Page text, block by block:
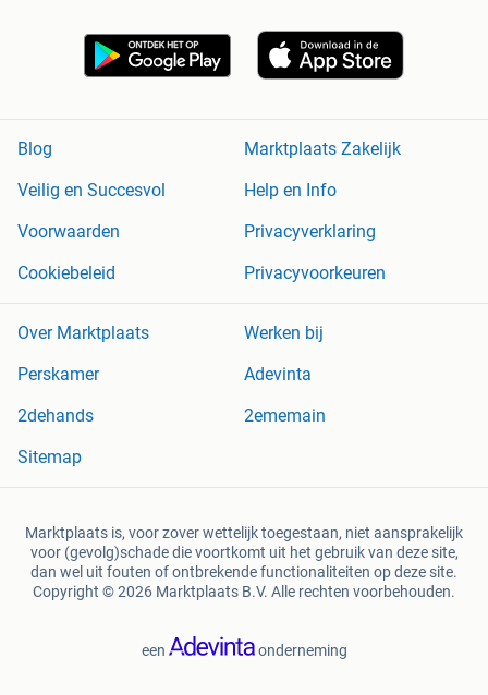
Blog
Marktplaats Zakelijk
Veilig en Succesvol
Help en Info
Voorwaarden
Privacyverklaring
Cookiebeleid
Privacyvoorkeuren
Over Marktplaats
Werken bij
Perskamer
Adevinta
2dehands
2ememain
Sitemap
Marktplaats is, voor zover wettelijk toegestaan, niet aansprakelijk
voor (gevolg)schade die voortkomt uit het gebruik van deze site,
dan wel uit fouten of ontbrekende functionaliteiten op deze site.
Copyright © 2026 Marktplaats B.V. Alle rechten voorbehouden.
een onderneming